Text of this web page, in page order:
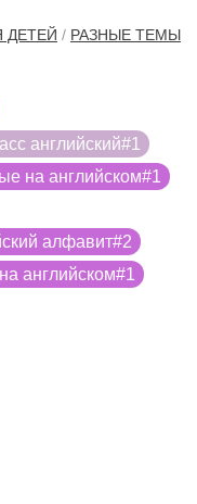
ДЕТЕЙ / РАЗНЫЕ ТЕМЫ
английский#1
на английском#1
алфавит#2
английском#1